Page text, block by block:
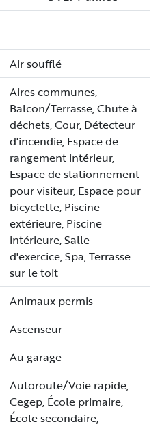
Air soufflé
Aires communes,
Balcon/Terrasse, Chute à
déchets, Cour, Détecteur
d'incendie, Espace de
rangement intérieur,
Espace de stationnement
pour visiteur, Espace pour
bicyclette, Piscine
extérieure, Piscine
intérieure, Salle
d'exercice, Spa, Terrasse
sur le toit
Animaux permis
Ascenseur
Au garage
Autoroute/Voie rapide,
Cegep, École primaire,
École secondaire,